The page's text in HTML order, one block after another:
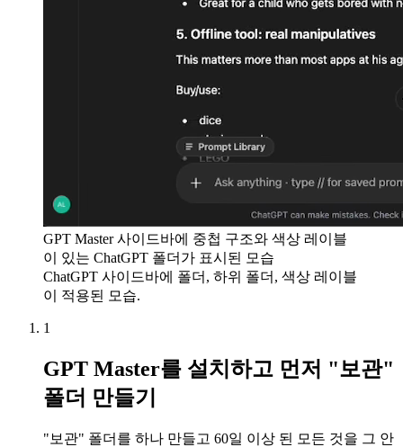
GPT Master 사이드바에 중첩 구조와 색상 레이블
이 있는 ChatGPT 폴더가 표시된 모습
ChatGPT 사이드바에 폴더, 하위 폴더, 색상 레이블
이 적용된 모습.
1
GPT Master를 설치하고 먼저 "보관"
폴더 만들기
"보관" 폴더를 하나 만들고 60일 이상 된 모든 것을 그 안